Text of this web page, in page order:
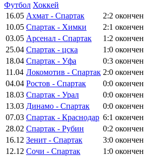
Футбол Хоккей
16.05 Ахмат - Спартак 2:2 окончен
10.05 Спартак - Химки 2:1 окончен
03.05 Арсенал - Спартак 1:2 окончен
25.04 Спартак - цска 1:0 окончен
18.04 Спартак - Уфа 0:3 окончен
11.04 Локомотив - Спартак 2:0 окончен
04.04 Ростов - Спартак 0:0 окончен
18.03 Спартак - Урал 0:0 окончен
13.03 Динамо - Спартак 0:0 окончен
07.03 Спартак - Краснодар 6:1 окончен
28.02 Спартак - Рубин 0:2 окончен
16.12 Зенит - Спартак 3:0 окончен
12.12 Сочи - Спартак 1:0 окончен